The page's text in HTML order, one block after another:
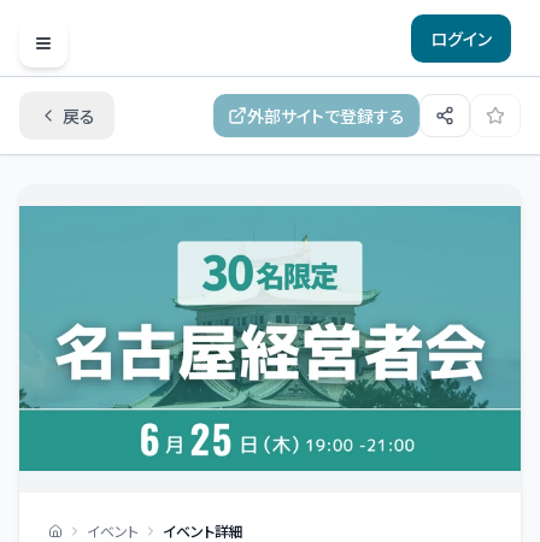
Open menu
ログイン
戻る 外部サイトで登録する
イベント イベント詳細